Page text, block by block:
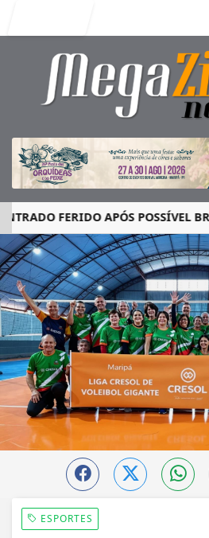
FERIDO APÓS POSSÍVEL
EM ALTA
ESPORTES